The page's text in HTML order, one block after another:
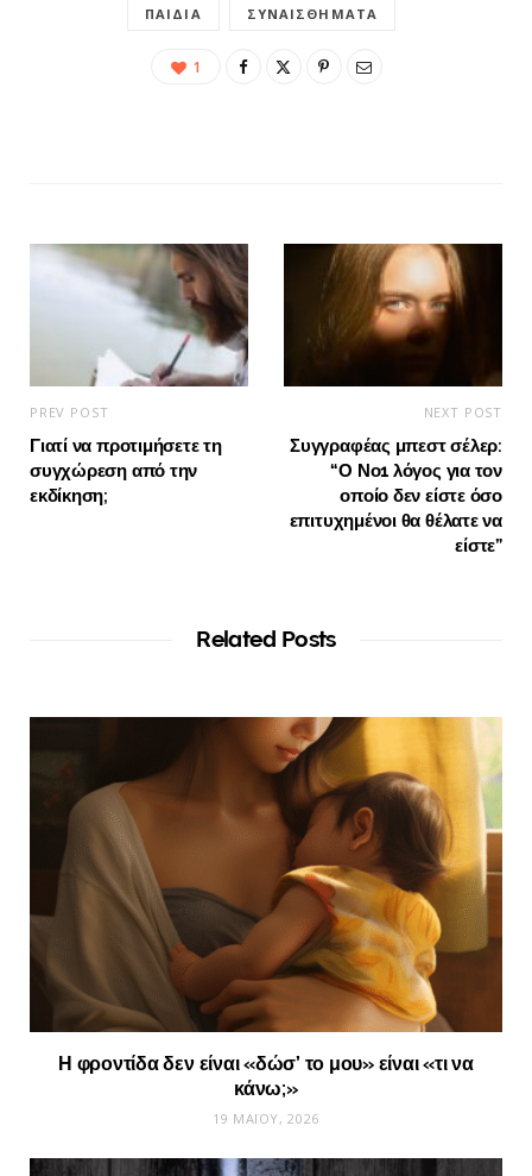
ΠΑΙΔΙΆ ΣΥΝΑΙΣΘΉΜΑΤΑ
1
PREV POST
Γιατί να προτιμήσετε τη
συγχώρεση από την
εκδίκηση;
NEXT POST
Συγγραφέας μπεστ σέλερ:
“Ο Νο1 λόγος για τον
οποίο δεν είστε όσο
επιτυχημένοι θα θέλατε να
είστε”
Related Posts
Η φροντίδα δεν είναι «δώσ’ το μου» είναι «τι να
κάνω;»
19 ΜΑΪ́ΟΥ, 2026